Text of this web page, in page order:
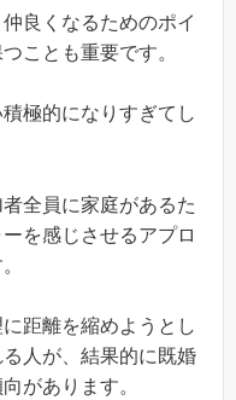
良くなるためのポイ
ことも重要です。
極的になりすぎてし
全員に家庭があるた
を感じさせるアプロ
距離を縮めようとし
人が、結果的に既婚
があります。